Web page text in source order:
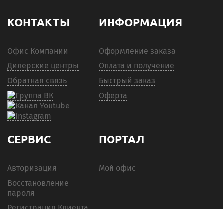
КОНТАКТЫ
Офис Компании
Дилерские центры
Обратная связь
ИНФОРМАЦИЯ
Оформление заказа
Оплата и получение
Быстрый заказ
Оферта
СЕРВИС
Авторизация
Восстановление
пароля
ПОРТАЛ
Мой офис